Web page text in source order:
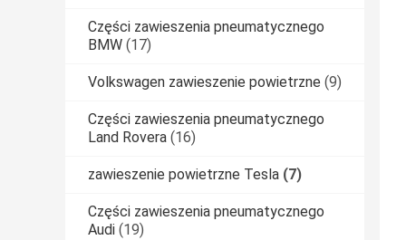
Części zawieszenia pneumatycznego
BMW (17)
Volkswagen zawieszenie powietrzne (9)
Części zawieszenia pneumatycznego
Land Rovera (16)
zawieszenie powietrzne Tesla (7)
Części zawieszenia pneumatycznego
Audi (19)